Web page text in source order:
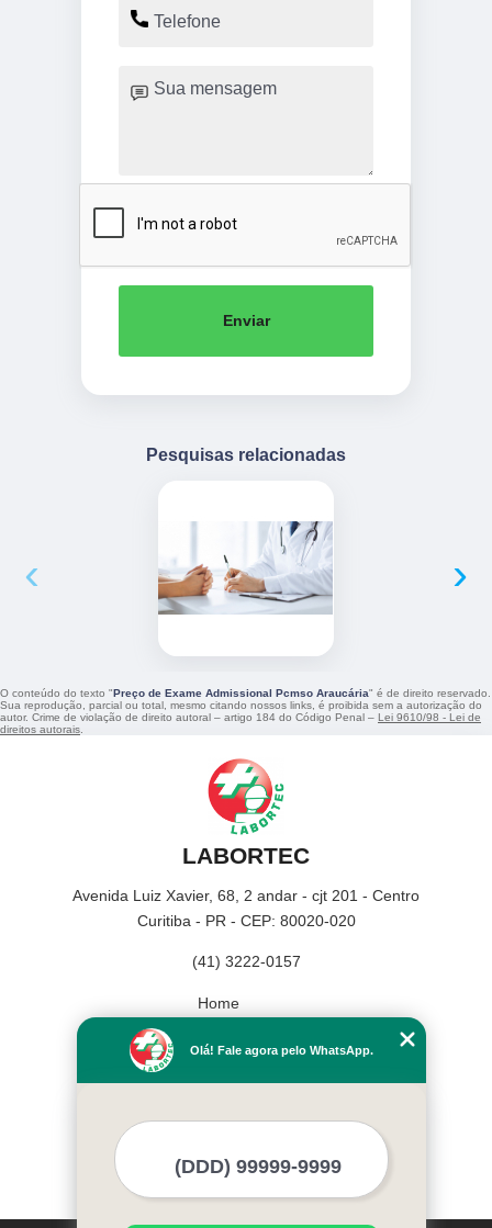
Enviar
Pesquisas relacionadas
‹ ›
O conteúdo do texto "Preço de Exame Admissional Pcmso Araucária" é de direito reservado.
Sua reprodução, parcial ou total, mesmo citando nossos links, é proibida sem a autorização do
autor. Crime de violação de direito autoral – artigo 184 do Código Penal – Lei 9610/98 - Lei de
direitos autorais
LABORTEC
Avenida Luiz Xavier, 68, 2 andar - cjt 201 - Centro
Curitiba - PR - CEP: 80020-020
(41) 3222-0157
Home
Missão
Olá! Fale agora pelo WhatsApp.